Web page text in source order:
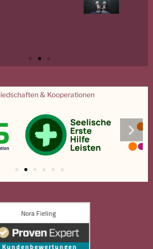
& Kooperationen